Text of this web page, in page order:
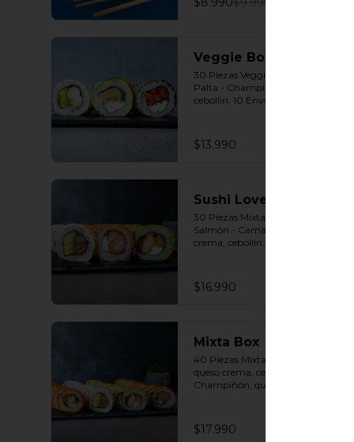
Veggie Box
30 Piezas Veggie 10 Envuelto
Palta - Champiñón, queso crema,
cebollín. 10 Envuelto Queso -
queso crema, cebollín. Incluye: 3
Salsas a elección soya o agridulce
$13.990
Sushi Lovers
30 Piezas Mixtas 10 Envuelto
Salmón - Camarón furay, queso
crema, cebollín. 10 Envuelto Palta
cebollín. Incluye: 3 Salsas a
elección soya o agridulce Bless + 2
$16.990
Mixta Box
40 Piezas Mixtas 10 Panko - Pollo,
queso crema, cebollín. 10 Panko -
Champiñón, queso crema,
Queso - Salmón, palta, cebollín.
Incluye: 2 Salsa soya 2 Salsa
$17.990